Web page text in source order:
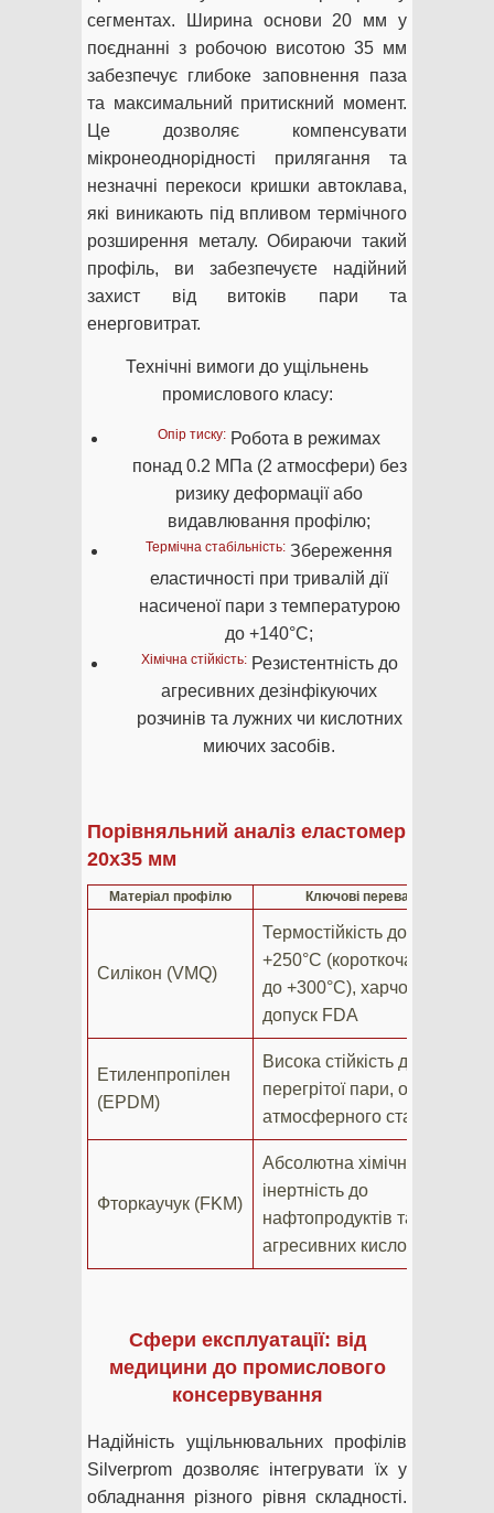
сегментах. Ширина основи 20 мм у
поєднанні з робочою висотою 35 мм
забезпечує глибоке заповнення паза
та максимальний притискний момент.
Це дозволяє компенсувати
мікронеоднорідності прилягання та
незначні перекоси кришки автоклава,
які виникають під впливом термічного
розширення металу. Обираючи такий
профіль, ви забезпечуєте надійний
захист від витоків пари та
енерговитрат.
Технічні вимоги до ущільнень
промислового класу:
Опір тиску: Робота в режимах
понад 0.2 МПа (2 атмосфери) без
ризику деформації або
видавлювання профілю;
Термічна стабільність: Збереження
еластичності при тривалій дії
насиченої пари з температурою
до +140°C;
Хімічна стійкість:Резистентність до
агресивних дезінфікуючих
розчинів та лужних чи кислотних
миючих засобів.
Порівняльний аналіз еластомерів для
20х35 мм
Матеріал профілю Ключові переваги
Силікон (VMQ)
Термостійкість до
+250°C (короткочасно
до +300°C), харчовий
допуск FDA
Етиленпропілен
(EPDM)
Висока стійкість до
перегрітої пари, озону,
атмосферного старіння
Фторкаучук (FKM)
Абсолютна хімічна
інертність до
нафтопродуктів та
агресивних кислот
Сфери експлуатації: від
медицини до промислового
консервування
Надійність ущільнювальних профілів
Silverprom дозволяє інтегрувати їх у
обладнання різного рівня складності.